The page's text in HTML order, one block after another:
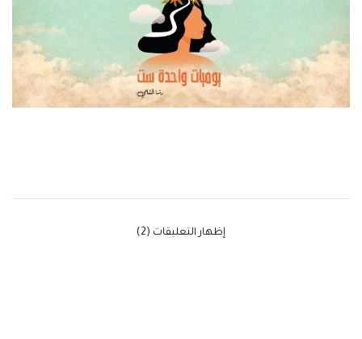
‫إظهار التعليقات (2)